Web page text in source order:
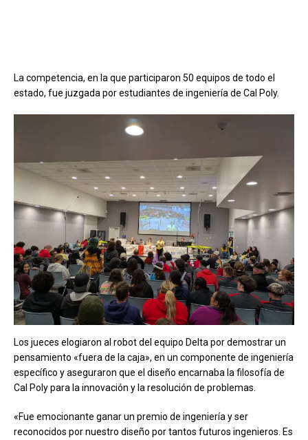
La competencia, en la que participaron 50 equipos de todo el
estado, fue juzgada por estudiantes de ingeniería de Cal Poly.
Los jueces elogiaron al robot del equipo Delta por demostrar un
pensamiento «fuera de la caja», en un componente de ingeniería
específico y aseguraron que el diseño encarnaba la filosofía de
Cal Poly para la innovación y la resolución de problemas.
«Fue emocionante ganar un premio de ingeniería y ser
reconocidos por nuestro diseño por tantos futuros ingenieros. Es